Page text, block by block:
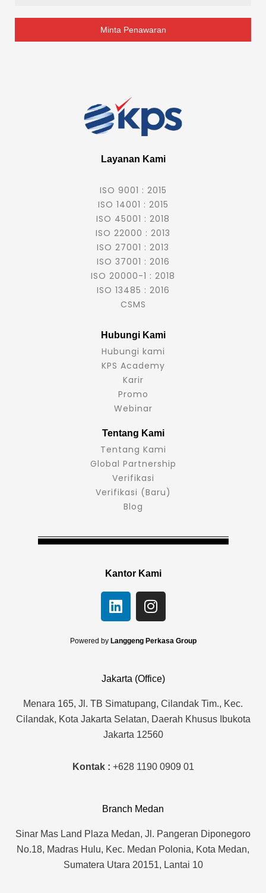
Minta Penawaran
Layanan Kami
ISO 9001 : 2015
ISO 14001 : 2015
ISO 45001 : 2018
ISO 22000 : 2013
ISO 27001 : 2013
ISO 37001 : 2016
ISO 20000-1 : 2018
ISO 13485 : 2016
CSMS
Hubungi Kami
Hubungi kami
KPS Academy
Karir
Promo
Webinar
Tentang Kami
Tentang Kami
Global Partnership
Verifikasi
Verifikasi (Baru)
Blog
Kantor Kami
L
i
n
k
d
i
n
I
n
s
t
g
r
a
m
Powered by Langgeng Perkasa Group
Jakarta (Office)
Menara 165, Jl. TB Simatupang, Cilandak Tim., Kec.
Cilandak, Kota Jakarta Selatan, Daerah Khusus Ibukota
Jakarta 12560
Kontak : +628 1190 0909 01
Branch Medan
Sinar Mas Land Plaza Medan, Jl. Pangeran Diponegoro
No.18, Madras Hulu, Kec. Medan Polonia, Kota Medan,
Sumatera Utara 20151, Lantai 10